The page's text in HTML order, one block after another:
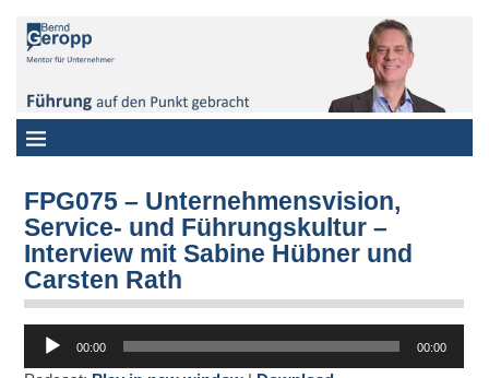
FPG075 – Unternehmensvision,
Service- und Führungskultur –
Interview mit Sabine Hübner und
Carsten Rath
Audio-
Player
00:00 00:00